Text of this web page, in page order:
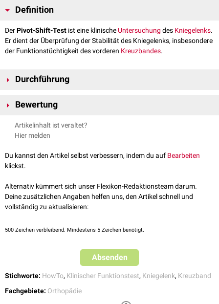
Definition
DerPivot-Shift-Test ist eine klinische Untersuchung des Kniegelenks.
Er dient der Überprüfung der Stabilität des Kniegelenks, insbesondere
der Funktionstüchtigkeit des vorderen Kreuzbandes.
Durchführung
Valgusdruck, leichter
Bewertung
Der Pivot-Shift ist positiv, wenn es zu einer schmerzhaften vorderen
der
zur spontanen
Reposition . Mit Hilfe des graded Pivot-Shift-Tests
der Befund quantifiziert werden.
Artikelinhalt ist veraltet?
Hier melden
Du kannst den Artikel selbst verbessern, indem du auf Bearbeiten
klickst.
Alternativ kümmert sich unser Flexikon-Redaktionsteam darum.
Deine zusätzlichen Angaben helfen uns, den Artikel schnell und
vollständig zu aktualisieren:
500 Zeichen verbleibend. Mindestens 5 Zeichen benötigt.
Absenden
Stichworte: HowTo, Klinischer Funktionstest, Kniegelenk, Kreuzband
Fachgebiete: Orthopädie